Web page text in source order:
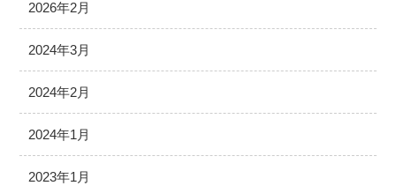
2026年2月
2024年3月
2024年2月
2024年1月
2023年1月